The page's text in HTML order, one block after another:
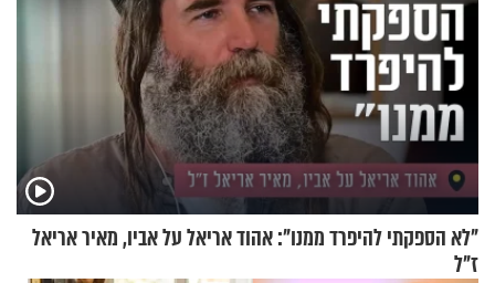
"לא הספקתי להיפרד ממנו": אהוד אריאל על אביו, מאיר אריאל
ז"ל